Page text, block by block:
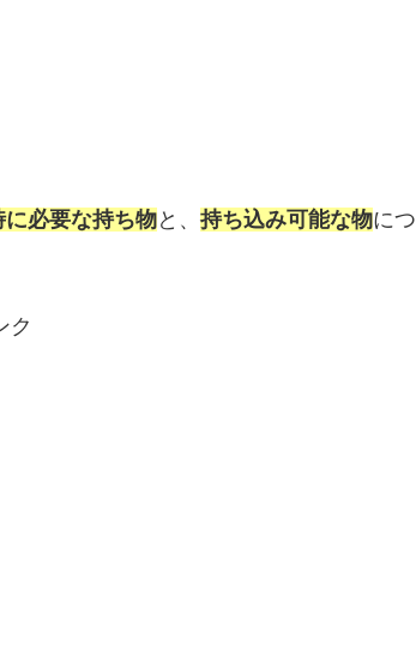
必要な持ち物と、 持ち込み可能な物につ
ク